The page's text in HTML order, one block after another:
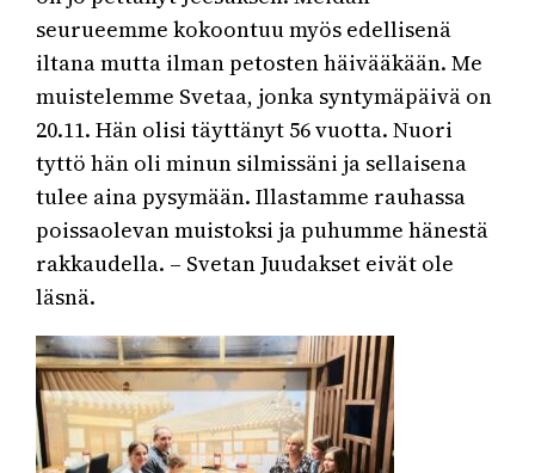
seurueemme kokoontuu myös edellisenä
iltana mutta ilman petosten häivääkään. Me
muistelemme Svetaa, jonka syntymäpäivä on
20.11. Hän olisi täyttänyt 56 vuotta. Nuori
tyttö hän oli minun silmissäni ja sellaisena
tulee aina pysymään. Illastamme rauhassa
poissaolevan muistoksi ja puhumme hänestä
rakkaudella. – Svetan Juudakset eivät ole
läsnä.